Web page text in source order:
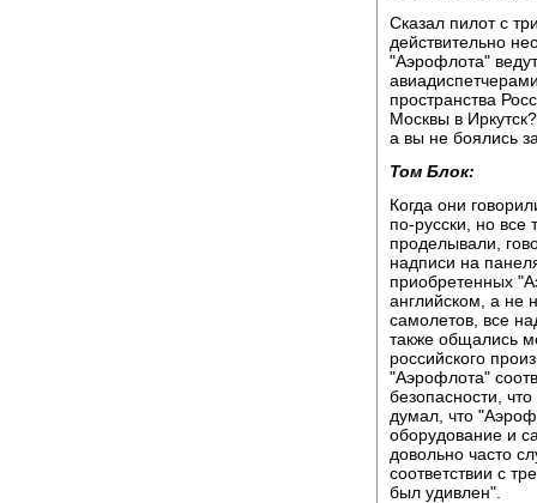
Сказал пилот с
действительно
"Аэрофлота"
пространства
Москвы в
а вы не боялись
Том Блок:
Когда они
по-русски, но все
проделывали,
надписи на
приобретенных
английском, а не
самолетов, все
также общались
российского
"Аэрофлота"
безопасности,
думал, что
оборудование и
довольно часто
соответствии с
был удивлен".